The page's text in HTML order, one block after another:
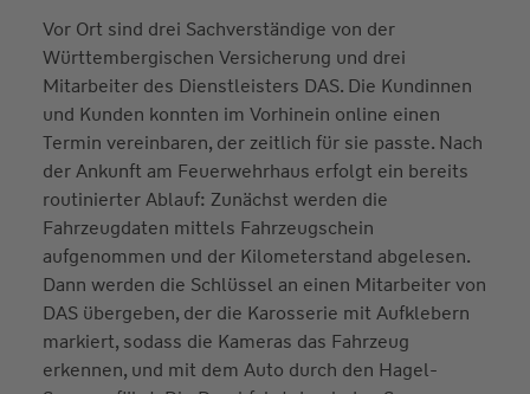
Vor Ort sind drei Sachverständige von der
Württembergischen Versicherung und drei
Mitarbeiter des Dienstleisters DAS. Die Kundinnen
und Kunden konnten im Vorhinein online einen
Termin vereinbaren, der zeitlich für sie passte. Nach
der Ankunft am Feuerwehrhaus erfolgt ein bereits
routinierter Ablauf: Zunächst werden die
Fahrzeugdaten mittels Fahrzeugschein
aufgenommen und der Kilometerstand abgelesen.
Dann werden die Schlüssel an einen Mitarbeiter von
DAS übergeben, der die Karosserie mit Aufklebern
markiert, sodass die Kameras das Fahrzeug
erkennen, und mit dem Auto durch den Hagel-